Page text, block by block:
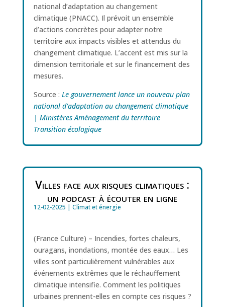
national d’adaptation au changement
climatique (PNACC). Il prévoit un ensemble
d’actions concrètes pour adapter notre
territoire aux impacts visibles et attendus du
changement climatique. L’accent est mis sur la
dimension territoriale et sur le financement des
mesures.
Source : Le gouvernement lance un nouveau plan
national d’adaptation au changement climatique
| Ministères Aménagement du territoire
Transition écologique
Villes face aux risques climatiques :
un podcast à écouter en ligne
12-02-2025 | Climat et énergie
(France Culture) – Incendies, fortes chaleurs,
ouragans, inondations, montée des eaux… Les
villes sont particulièrement vulnérables aux
événements extrêmes que le réchauffement
climatique intensifie. Comment les politiques
urbaines prennent-elles en compte ces risques ?